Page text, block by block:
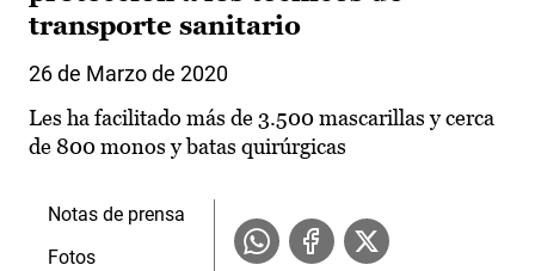
transporte sanitario
26 de Marzo de 2020
Les ha facilitado más de 3.500 mascarillas y cerca
de 800 monos y batas quirúrgicas
Notas de prensa
Fotos